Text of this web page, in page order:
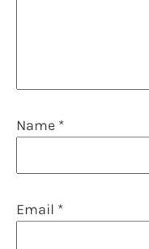
Name *
Email *